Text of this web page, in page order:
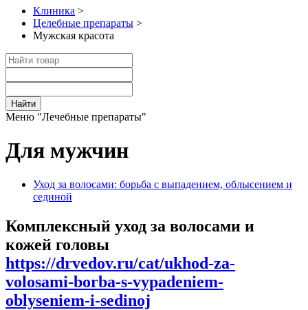
Клиника >
Целебные препараты >
Мужская красота
Найти
Меню "Лечебные препараты"
Для мужчин
Уход за волосами: борьба с выпадением, облысением и
сединой
Комплексный уход за волосами и
кожей головы
https://drvedov.ru/cat/ukhod-za-
volosami-borba-s-vypadeniem-
oblyseniem-i-sedinoj